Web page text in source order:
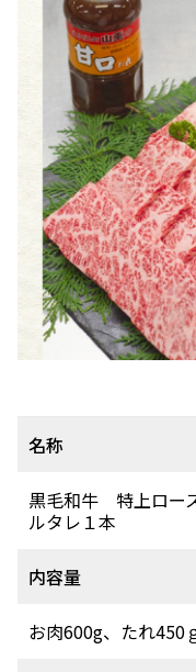
名称
黒毛和牛 特上ロー
ルタレ１本
内容量
お肉600g、たれ450